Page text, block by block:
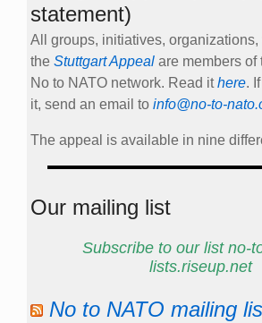
statement)
All groups, initiatives,
the Stuttgart Appeal are members of
No to NATO network. Read ithere.
it, send an email to info@no-to-
The appeal is available in nine
Our mailing list
Subscribe to our list no-
lists.riseup.net
No to NATO mailing